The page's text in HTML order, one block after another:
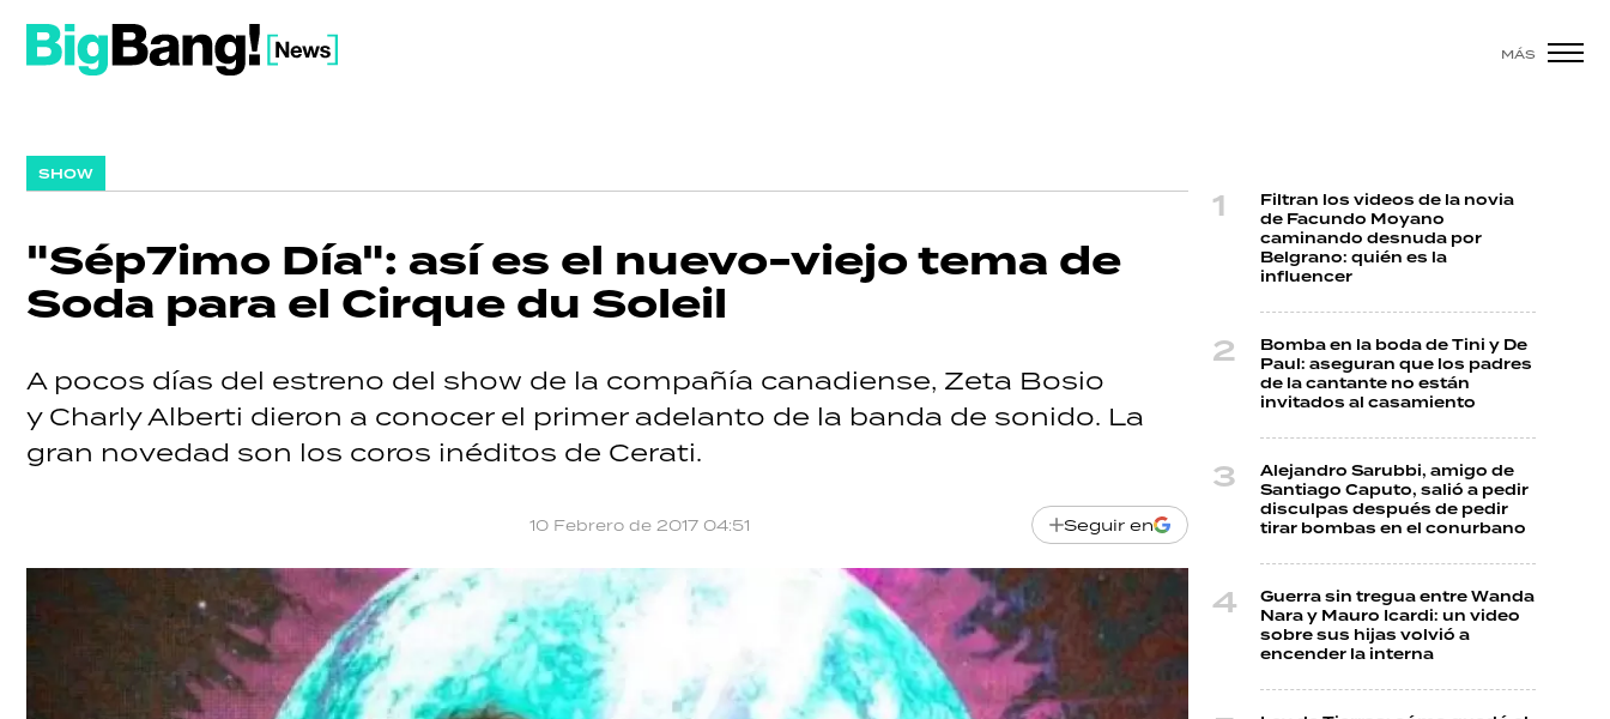
MÁS
SHOW
"Sép7imo Día": así es el nuevo-viejo tema de
Soda para el Cirque du Soleil
A pocos días del estreno del show de la compañía canadiense, Zeta Bosio
y Charly Alberti dieron a conocer el primer adelanto de la banda de sonido. La
gran novedad son los coros inéditos de Cerati.
10 Febrero de 2017 04:51 Seguir en
Filtran los videos de la novia
de Facundo Moyano
caminando desnuda por
Belgrano: quién es la
influencer
Bomba en la boda de Tini y De
Paul: aseguran que los padres
de la cantante no están
invitados al casamiento
Alejandro Sarubbi, amigo de
Santiago Caputo, salió a pedir
disculpas después de pedir
tirar bombas en el conurbano
Guerra sin tregua entre Wanda
Nara y Mauro Icardi: un video
sobre sus hijas volvió a
encender la interna